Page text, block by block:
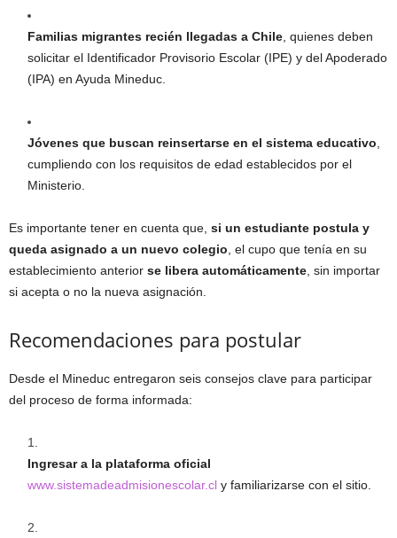
Familias migrantes recién llegadas a Chile , quienes deben
solicitar el Identificador Provisorio Escolar (IPE) y del Apoderado
(IPA) en Ayuda Mineduc.
Jóvenes que buscan reinsertarse en el sistema educativo
cumpliendo con los requisitos de edad establecidos por el
Ministerio.
Es importante tener en cuenta que, si un estudiante postula y
queda asignado a un nuevo colegio , el cupo que tenía en su
establecimiento anterior se libera automáticamente , sin importar
si acepta o no la nueva asignación.
Recomendaciones para postular
Desde el Mineduc entregaron seis consejos clave para participar
del proceso de forma informada:
Ingresar a la plataforma oficial
www.sistemadeadmisionescolar.cl y familiarizarse con el sitio.